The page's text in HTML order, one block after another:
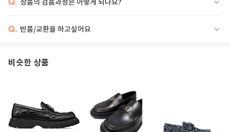
상품의 검품과정은 어떻게 되나요?
Q. 반품/교환을 하고싶어요
비슷한 상품